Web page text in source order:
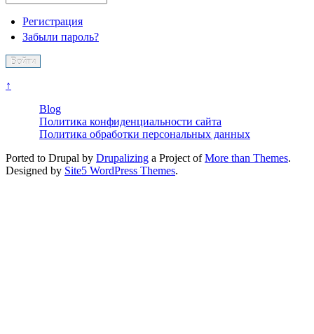
Регистрация
Забыли пароль?
↑
Blog
Политика конфиденциальности сайта
Политика обработки персональных данных
Ported to Drupal by Drupalizing a Project ofMore than Themes.
Designed by Site5 WordPress Themes.